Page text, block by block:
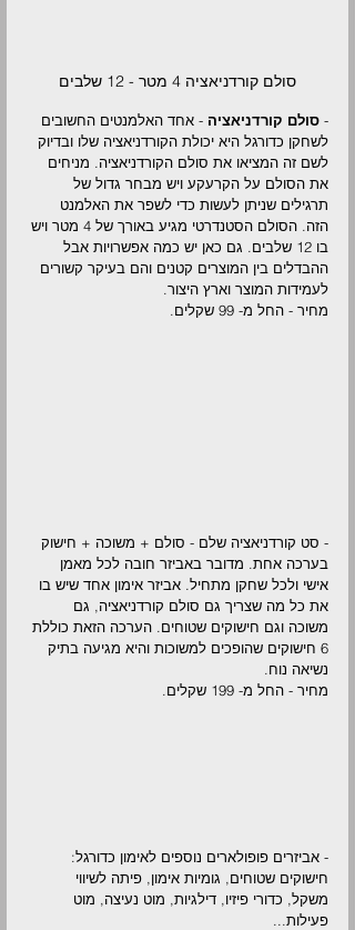
סולם קורדניאציה 4 מטר - 12 שלבים
- סולם קורדניאציה - אחד האלמנטים החשובים
לשחקן כדורגל היא יכולת הקורדניאציה שלו ובדיוק
לשם זה המציאו את סולם הקורדניאציה. מניחים
את הסולם על הקרעקע ויש מבחר גדול של
תרגילים שניתן לעשות כדי לשפר את האלמנט
הזה. הסולם הסטנדרטי מגיע באורך של 4 מטר ויש
בו 12 שלבים. גם כאן יש כמה אפשרויות אבל
ההבדלים בין המוצרים קטנים והם בעיקר קשורים
לעמידות המוצר וארץ היצור.
מחיר - החל מ- 99 שקלים.
- סט קורדניאציה שלם - סולם + משוכה + חישוק
בערכה אחת. מדובר באביזר חובה לכל מאמן
אישי ולכל שחקן מתחיל. אביזר אימון אחד שיש בו
את כל מה שצריך גם סולם קורדניאציה, גם
משוכה וגם חישוקים שטוחים. הערכה הזאת כוללת
6 חישוקים שהופכים למשוכות והיא מגיעה בתיק
נשיאה נוח.
מחיר - החל מ- 199 שקלים.
- אביזרים פופולארים נוספים לאימון כדורגל:
חישוקים שטוחים, גומיות אימון, פיתה לשיווי
משקל, כדורי פיזיו, דילגיות, מוט נעיצה, מוט
פעילות...